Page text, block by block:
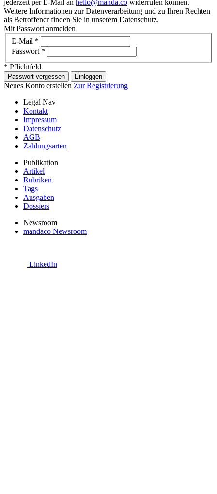
jederzeit per E-Mail an hello@manda.co widerrufen können.
Weitere Informationen zur Datenverarbeitung und zu Ihren Rechten
als Betroffener finden Sie in unserem Datenschutz.
Mit Passwort anmelden
E-Mail *
Passwort *
* Pflichtfeld
Passwort vergessen Einloggen
Neues Konto erstellen Zur Registrierung
Legal Nav
Kontakt
Impressum
Datenschutz
AGB
Zahlungsarten
Publikation
Artikel
Rubriken
Tags
Ausgaben
Dossiers
Newsroom
mandaco Newsroom
LinkedIn